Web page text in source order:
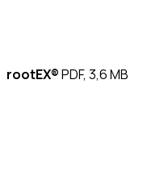
rootEX®PDF, 3,6 MB